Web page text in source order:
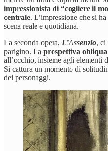
impressionista di “cogliere il
centrale. L’impressione che si
scena reale e quotidiana.
La seconda opera, L’Assenzio, ci
parigino. La prospettiva obliqua
all’occhio, insieme agli elementi
Si cattura un momento di
dei personaggi.